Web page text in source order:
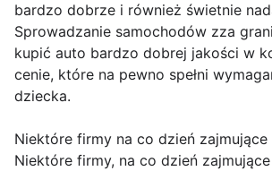
bardzo dobrze i również świetnie
Sprowadzanie samochodów zza
kupić auto bardzo dobrej jakości w
cenie, które na pewno spełni
dziecka.
Niektóre firmy na co dzień zajmujące
Niektóre firmy, na co dzień